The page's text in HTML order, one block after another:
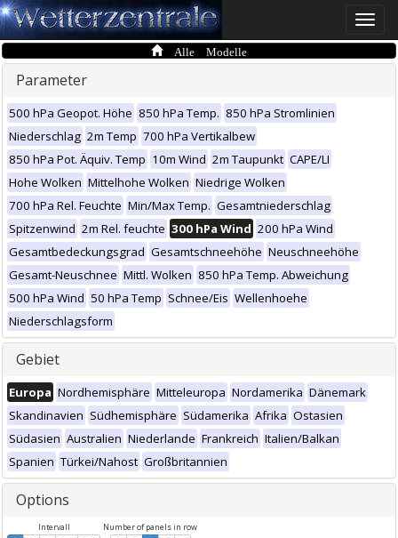
Toggle
Alle Modelle
Parameter
500 hPa Geopot. Höhe 850 hPa Temp. 850 hPa Stromlinien
Niederschlag 2m Temp 700 hPa Vertikalbew
850 hPa Pot. Äquiv. Temp 10m Wind 2m Taupunkt CAPE/LI
Hohe Wolken Mittelhohe Wolken Niedrige Wolken
700 hPa Rel. Feuchte Min/Max Temp. Gesamtniederschlag
Spitzenwind 2m Rel. feuchte 300 hPa Wind 200 hPa Wind
Gesamtbedeckungsgrad Gesamtschneehöhe Neuschneehöhe
Gesamt-Neuschnee Mittl. Wolken 850 hPa Temp. Abweichung
500 hPa Wind 50 hPa Temp Schnee/Eis Wellenhoehe
Niederschlagsform
Gebiet
Europa Nordhemisphäre Mitteleuropa Nordamerika Dänemark
Skandinavien Südhemisphäre Südamerika Afrika Ostasien
Südasien Australien Niederlande Frankreich Italien/Balkan
Spanien Türkei/Nahost Großbritannien
Options
Intervall Number of panels in row